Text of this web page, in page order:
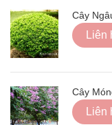
Cây
Liên
Cây
Liên